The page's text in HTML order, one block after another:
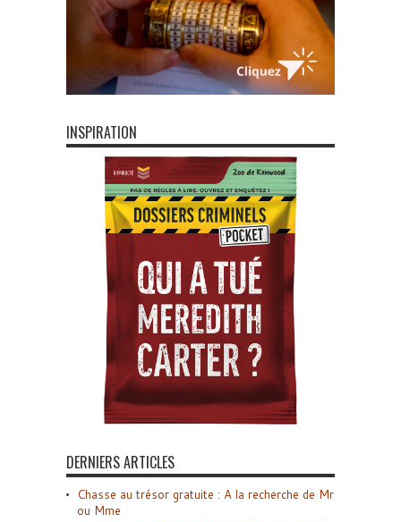
INSPIRATION
DERNIERS ARTICLES
Chasse au trésor gratuite : A la recherche de Mr
ou Mme